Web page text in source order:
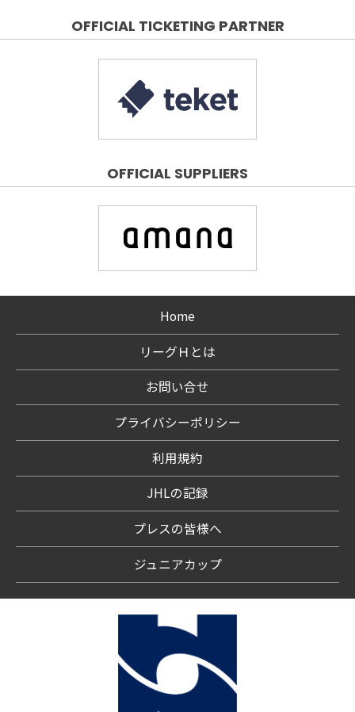
OFFICIAL TICKETING PARTNER
OFFICIAL SUPPLIERS
Home
リーグＨとは
お問い合せ
プライバシーポリシー
利用規約
JHLの記録
プレスの皆様へ
ジュニアカップ